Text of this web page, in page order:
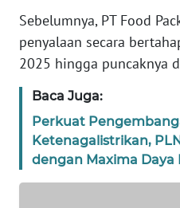
Sebelumnya, PT Food
penyalaan secara
2025 hingga puncaknya
Baca Juga:
Perkuat
Ketenagalistrikan,
dengan Maxima Daya
WN
JAKARTA
WN
JABAR
WN
BANTEN